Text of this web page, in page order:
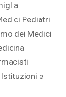
Pediatri
dei Medici
Istituzioni e